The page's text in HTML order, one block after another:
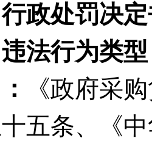
行政处罚决
法行为类
《政府采
五条、《